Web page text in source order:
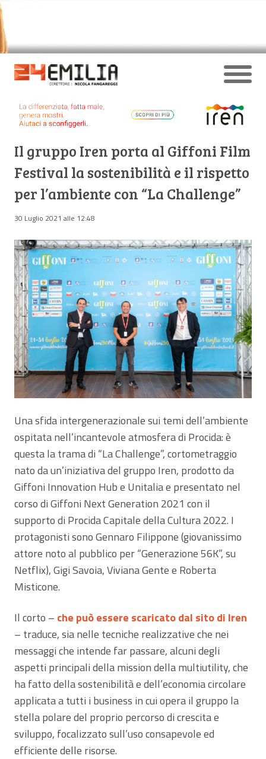
Il gruppo Iren porta al Giffoni Film
Festival la sostenibilità e il rispetto
per l’ambiente con “La Challenge”
30 Luglio 2021 alle 12:48
Una sfida intergenerazionale sui temi dell’ambiente
ospitata nell’incantevole atmosfera di Procida: è
questa la trama di “La Challenge”, cortometraggio
nato da un’iniziativa del gruppo Iren, prodotto da
Giffoni Innovation Hub e Unitalia e presentato nel
corso di Giffoni Next Generation 2021 con il
supporto di Procida Capitale della Cultura 2022. I
protagonisti sono Gennaro Filippone (giovanissimo
attore noto al pubblico per “Generazione 56K”, su
Netflix), Gigi Savoia, Viviana Gente e Roberta
Misticone.
Il corto – che può essere scaricato dal sito di Iren
– traduce, sia nelle tecniche realizzative che nei
messaggi che intende far passare, alcuni degli
aspetti principali della mission della multiutility, che
ha fatto della sostenibilità e dell’economia circolare
applicata a tutti i business in cui opera il gruppo la
stella polare del proprio percorso di crescita e
sviluppo, focalizzato sull’uso consapevole ed
efficiente delle risorse.